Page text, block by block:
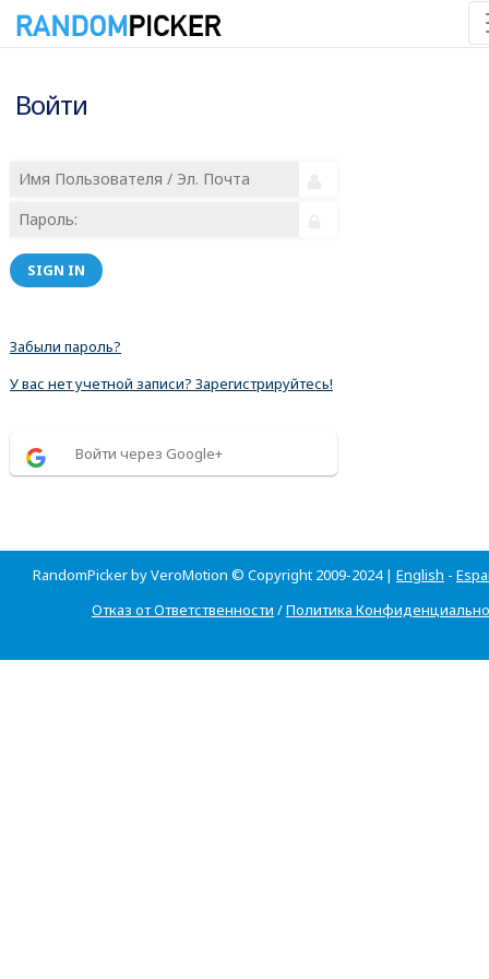
Войти
SIGN IN
Забыли пароль?
У вас нет учетной записи? Зарегистрируйтесь!
Войти через Google+
RandomPicker by VeroMotion © Copyright 2009-2024 | English -
Отказ от Ответственности /Политика